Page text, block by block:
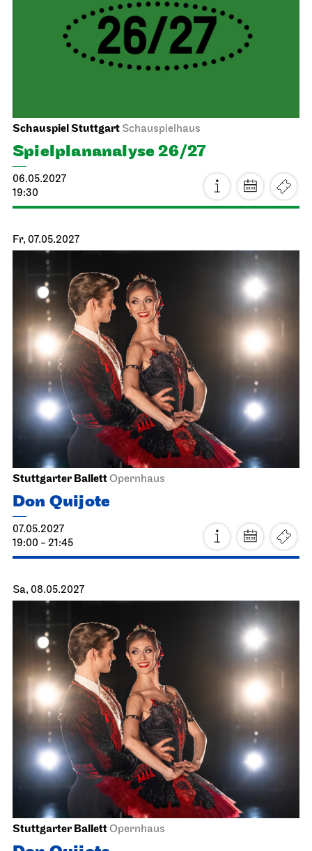
Staatsoper Stuttgart
Opernhaus
Wieder im Repertoire
Turandot
Mo, 17.05.2027
Staatsoper StuttgartOpernhaus
Der Rosen­kavalier
17.05.2027
17:00
Mi, 19.05.2027
Staatsoper StuttgartOpernhaus
Turandot
19.05.2027
19:00 - 21:30
Do, 20.05.2027